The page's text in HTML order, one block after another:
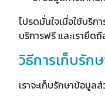
โปรดมั่นใจเมื่อใช้บริก
บริการฟรี และเรายึ
วิธีการเก็บรัก
เราจะเก็บรักษาข้อมู